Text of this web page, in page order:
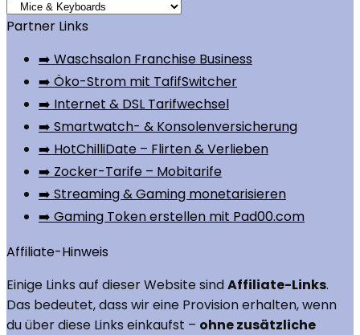
Partner Links
➡️ Waschsalon Franchise Business
➡️ Öko-Strom mit TafifSwitcher
➡️ Internet & DSL Tarifwechsel
➡️ Smartwatch- & Konsolenversicherung
➡️ HotChilliDate – Flirten & Verlieben
➡️ Zocker-Tarife – Mobitarife
➡️ Streaming & Gaming monetarisieren
➡️ Gaming Token erstellen mit Pad00.com
Affiliate-Hinweis
Einige Links auf dieser Website sindAffiliate-Links.
Das bedeutet, dass wir eine Provision erhalten, wenn
du über diese Links einkaufst – ohne zusätzliche